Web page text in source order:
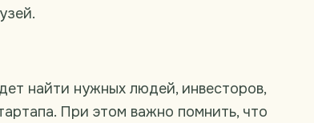
найти нужных людей, инвесторов,
При этом важно помнить, что